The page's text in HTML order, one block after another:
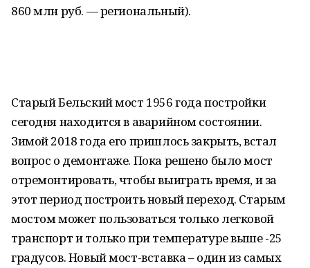
860 млн руб. — региональный).
Старый Бельский мост 1956 года постройки
сегодня находится в аварийном состоянии.
Зимой 2018 года его пришлось закрыть, встал
вопрос о демонтаже. Пока решено было мост
отремонтировать, чтобы выиграть время, и за
этот период построить новый переход. Старым
мостом может пользоваться только легковой
транспорт и только при температуре выше -25
градусов. Новый мост-вставка – один из самых